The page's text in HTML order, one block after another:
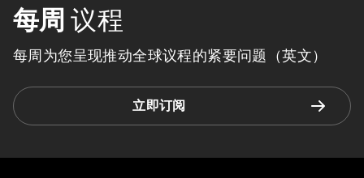
每周 议程
每周为您呈现推动全球议程的紧要问题（英文）
立即订阅